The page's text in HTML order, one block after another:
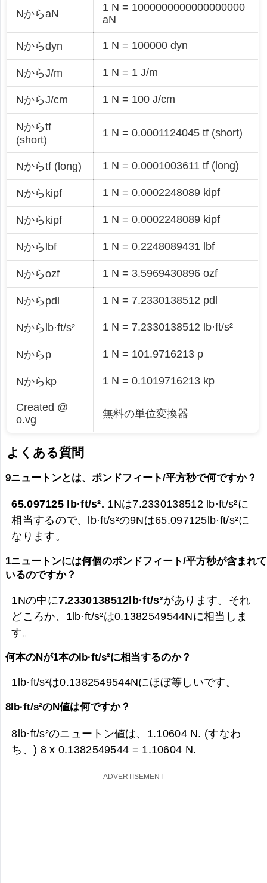
NからaN
1 N = 1000000000000000000
aN
Nからdyn 1 N = 100000 dyn
NからJ/m 1 N = 1 J/m
NからJ/cm 1 N = 100 J/cm
Nからtf
(short)
1 N = 0.0001124045 tf (short)
Nからtf (long) 1 N = 0.0001003611 tf (long)
Nからkipf 1 N = 0.0002248089 kipf
Nからkipf 1 N = 0.0002248089 kipf
Nからlbf 1 N = 0.2248089431 lbf
Nからozf 1 N = 3.5969430896 ozf
Nからpdl 1 N = 7.2330138512 pdl
Nからlb·ft/s² 1 N = 7.2330138512 lb·ft/s²
Nからp 1 N = 101.9716213 p
Nからkp 1 N = 0.1019716213 kp
Created @
o.vg
無料の単位変換器
よくある質問
9ニュートンとは、ポンドフィート/平方秒で何ですか？
65.097125 lb·ft/s². 1Nは7.2330138512 lb·ft/s²に
相当するので、lb·ft/s²の9Nは65.097125lb·ft/s²に
なります。
1ニュートンには何個のポンドフィート/平方秒が含まれて
いるのですか？
1Nの中に7.2330138512lb·ft/s²があります。それ
どころか、1lb·ft/s²は0.1382549544Nに相当しま
す。
何本のNが1本のlb·ft/s²に相当するのか？
1lb·ft/s²は0.1382549544Nにほぼ等しいです。
8lb·ft/s²のN値は何ですか？
8lb·ft/s²のニュートン値は、 1.10604 N. (すなわ
ち、) 8 x 0.1382549544 = 1.10604 N.